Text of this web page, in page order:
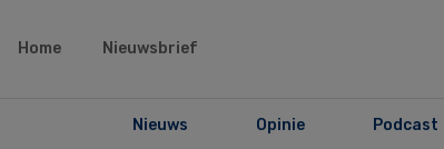
Home Nieuwsbrief
Nieuws Opinie Podcast